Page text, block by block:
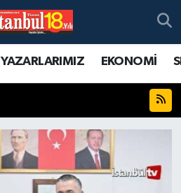
YAZARLARIMIZ EKONOMİ